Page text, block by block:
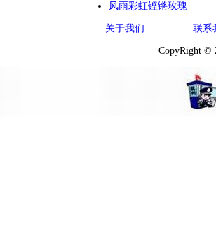
风雨彩虹铿锵玫瑰
关于我们 联系
CopyRight ©